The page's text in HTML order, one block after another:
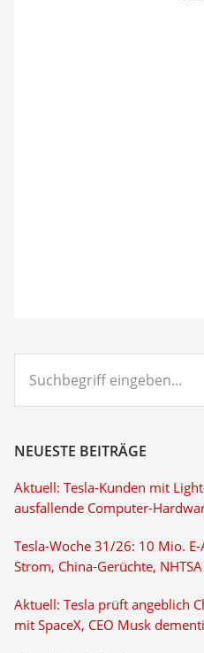
eingeben...
NEUESTE BEITRÄGE
Aktuell: Tesla-Kunden mit
ausfallende Computer-
Tesla-Woche 31/26: 10 Mio. E-
Strom, China-Gerüchte,
Aktuell: Tesla prüft angeblich
mit SpaceX, CEO Musk